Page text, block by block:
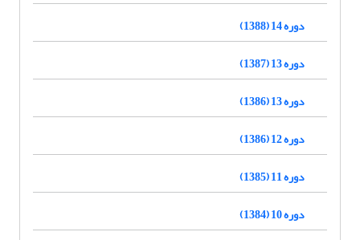
دوره 14 (1388)
دوره 13 (1387)
دوره 13 (1386)
دوره 12 (1386)
دوره 11 (1385)
دوره 10 (1384)